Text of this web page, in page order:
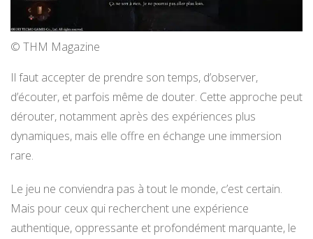
© THM Magazine
Il faut accepter de prendre son temps, d’observer,
d’écouter, et parfois même de douter. Cette approche peut
dérouter, notamment après des expériences plus
dynamiques, mais elle offre en échange une immersion
rare.
Le jeu ne conviendra pas à tout le monde, c’est certain.
Mais pour ceux qui recherchent une expérience
authentique, oppressante et profondément marquante, le